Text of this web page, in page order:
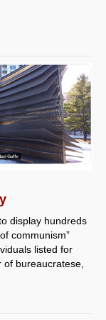
display hundreds
communism”
listed for
bureaucratese,